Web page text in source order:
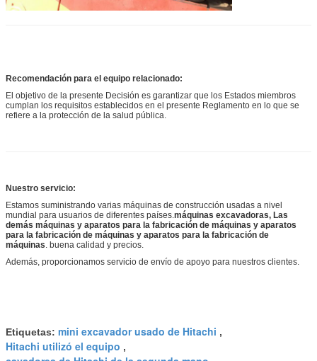
Recomendación para el equipo relacionado:
El objetivo de la presente Decisión es garantizar que los Estados miembros
cumplan los requisitos establecidos en el presente Reglamento en lo que se
refiere a la protección de la salud pública.
Nuestro servicio:
Estamos suministrando varias máquinas de construcción usadas a nivel
mundial para usuarios de diferentes países.máquinas excavadoras, Las
demás máquinas y aparatos para la fabricación de máquinas y aparatos
para la fabricación de máquinas y aparatos para la fabricación de
máquinas. buena calidad y precios.
Además, proporcionamos servicio de envío de apoyo para nuestros clientes.
Etiquetas: mini excavador usado de Hitachi ,
Hitachi utilizó el equipo ,